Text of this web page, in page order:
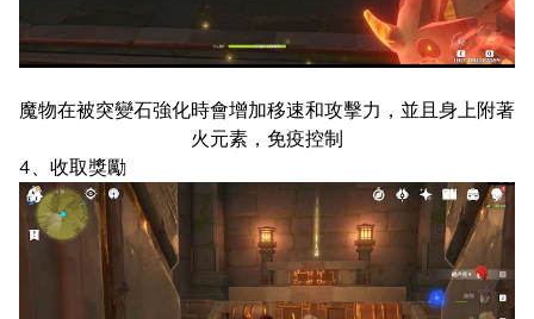
魔物在被突變石強化時會增加移速和攻擊力，並且身上附著
火元素，免疫控制
4、收取獎勵